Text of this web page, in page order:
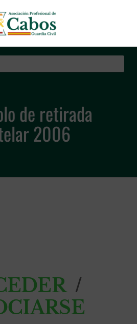
de Cabos de la Guardia
de retirada
2006
/